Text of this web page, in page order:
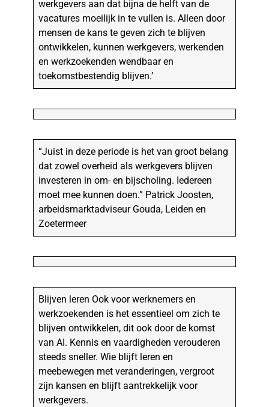
werkgevers aan dat bijna de helft van de
vacatures moeilijk in te vullen is. Alleen door
mensen de kans te geven zich te blijven
ontwikkelen, kunnen werkgevers, werkenden
en werkzoekenden wendbaar en
toekomstbestendig blijven.’
“Juist in deze periode is het van groot belang
dat zowel overheid als werkgevers blijven
investeren in om- en bijscholing. Iedereen
moet mee kunnen doen.” Patrick Joosten,
arbeidsmarktadviseur Gouda, Leiden en
Zoetermeer
Blijven leren Ook voor werknemers en
werkzoekenden is het essentieel om zich te
blijven ontwikkelen, dit ook door de komst
van AI. Kennis en vaardigheden verouderen
steeds sneller. Wie blijft leren en
meebewegen met veranderingen, vergroot
zijn kansen en blijft aantrekkelijk voor
werkgevers.